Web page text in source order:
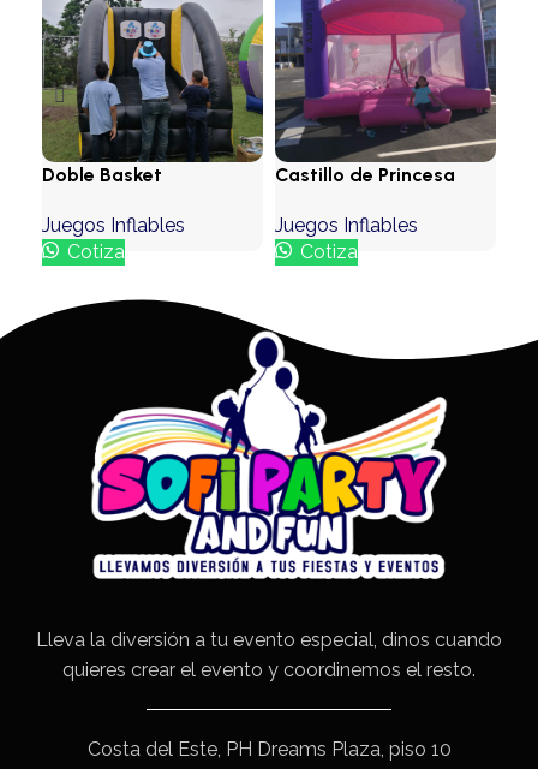
Doble Basket
Juegos Inflables
Cotiza
Castillo de Princesa
Juegos Inflables
Cotiza
Lleva la diversión a tu evento especial, dinos cuando
quieres crear el evento y coordinemos el resto.
Costa del Este, PH Dreams Plaza, piso 10